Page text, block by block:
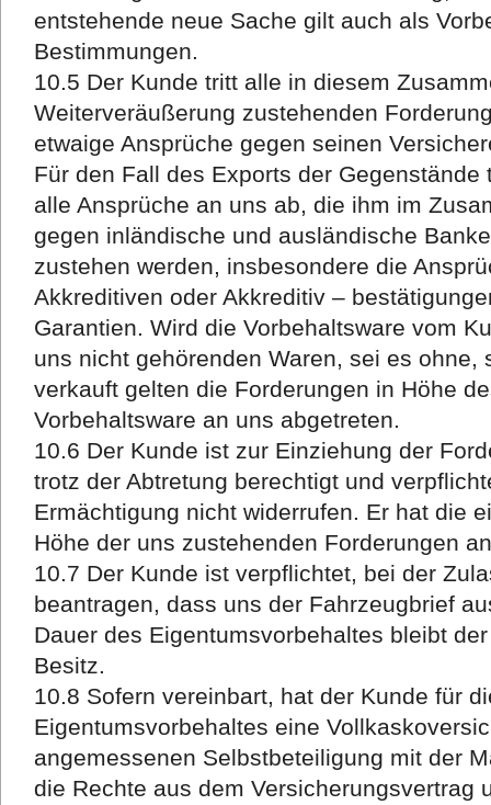
entstehende neue Sache gilt auch als
Bestimmungen.
10.5 Der Kunde tritt alle in diesem
Weiterveräußerung zustehenden
etwaige Ansprüche gegen seinen
Für den Fall des Exports der
alle Ansprüche an uns ab, die ihm im
gegen inländische und ausländische
zustehen werden, insbesondere die
Akkreditiven oder Akkreditiv –
Garantien. Wird die Vorbehaltsware vom
uns nicht gehörenden Waren, sei es ohne,
verkauft gelten die Forderungen in Höhe
Vorbehaltsware an uns abgetreten.
10.6 Der Kunde ist zur Einziehung der
trotz der Abtretung berechtigt und
Ermächtigung nicht widerrufen. Er hat die
Höhe der uns zustehenden Forderungen
10.7 Der Kunde ist verpflichtet, bei der
beantragen, dass uns der Fahrzeugbrief
Dauer des Eigentumsvorbehaltes bleibt
Besitz.
10.8 Sofern vereinbart, hat der Kunde für
Eigentumsvorbehaltes eine
angemessenen Selbstbeteiligung mit der
die Rechte aus dem Versicherungsvertrag